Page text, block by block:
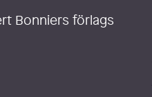
Bonniers förlags